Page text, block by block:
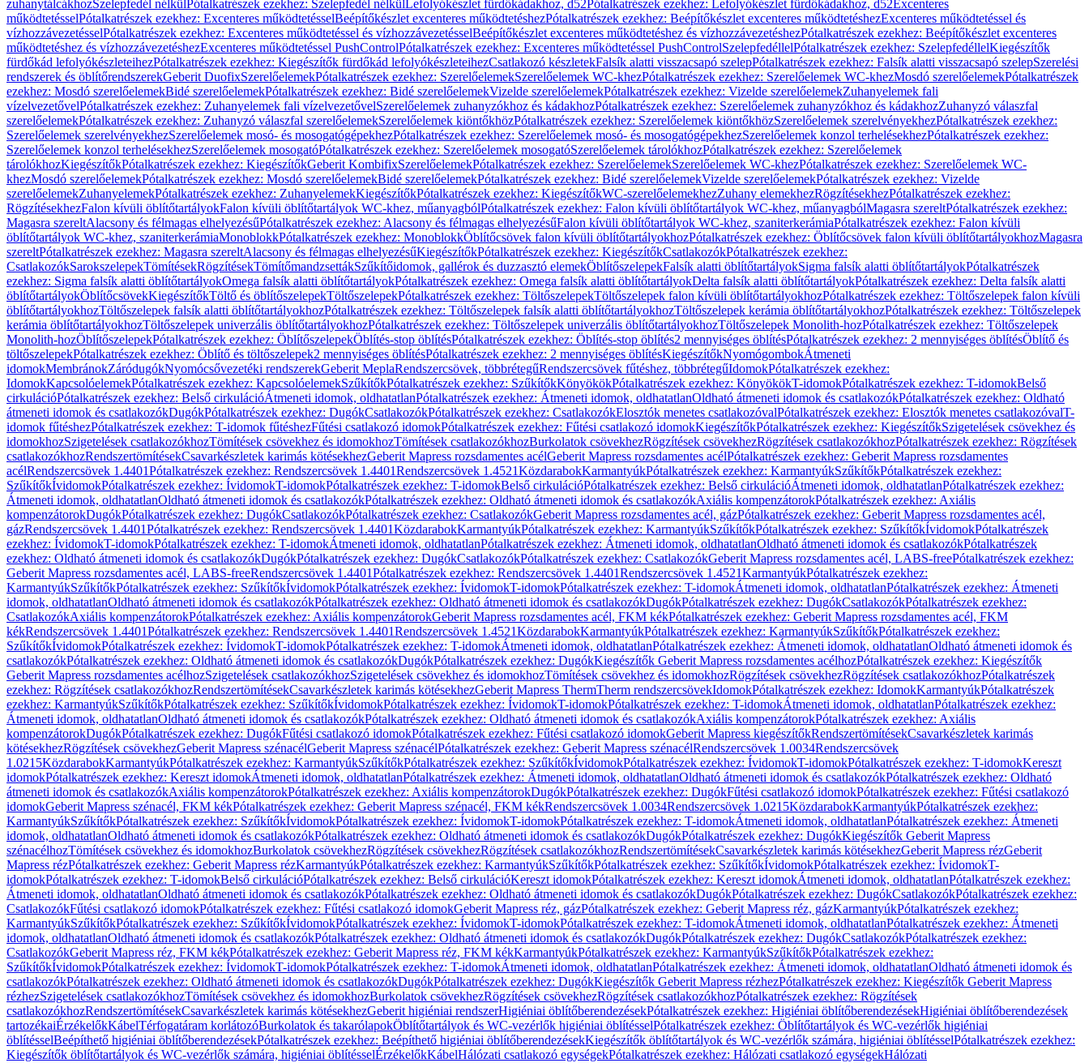
zuhanytálcákhozSzelepfedél nélkülPótalkatrészek ezekhez: Szelepfedél nélkülLefolyókészlet fürdőkádakhoz, d52Pótalkatrészek ezekhez: Lefolyókészlet fürdőkádakhoz, d52Excenteres
működtetésselPótalkatrészek ezekhez: Excenteres működtetésselBeépítőkészlet excenteres működtetéshezPótalkatrészek ezekhez: Beépítőkészlet excenteres működtetéshezExcenteres működtetéssel és
vízhozzávezetésselPótalkatrészek ezekhez: Excenteres működtetéssel és vízhozzávezetésselBeépítőkészlet excenteres működtetéshez és vízhozzávezetéshezPótalkatrészek ezekhez: Beépítőkészlet excenteres
működtetéshez és vízhozzávezetéshezExcenteres működtetéssel PushControlPótalkatrészek ezekhez: Excenteres működtetéssel PushControlSzelepfedéllelPótalkatrészek ezekhez: SzelepfedéllelKiegészítők
fürdőkád lefolyókészleteihezPótalkatrészek ezekhez: Kiegészítők fürdőkád lefolyókészleteihezCsatlakozó készletekFalsík alatti visszacsapó szelepPótalkatrészek ezekhez: Falsík alatti visszacsapó szelepSzerelési
rendszerek és öblítőrendszerekGeberit DuofixSzerelőelemekPótalkatrészek ezekhez: SzerelőelemekSzerelőelemek WC-khezPótalkatrészek ezekhez: Szerelőelemek WC-khezMosdó szerelőelemekPótalkatrészek
ezekhez: Mosdó szerelőelemekBidé szerelőelemekPótalkatrészek ezekhez: Bidé szerelőelemekVizelde szerelőelemekPótalkatrészek ezekhez: Vizelde szerelőelemekZuhanyelemek fali
vízelvezetővelPótalkatrészek ezekhez: Zuhanyelemek fali vízelvezetővelSzerelőelemek zuhanyzókhoz és kádakhozPótalkatrészek ezekhez: Szerelőelemek zuhanyzókhoz és kádakhozZuhanyzó válaszfal
szerelőelemekPótalkatrészek ezekhez: Zuhanyzó válaszfal szerelőelemekSzerelőelemek kiöntőkhözPótalkatrészek ezekhez: Szerelőelemek kiöntőkhözSzerelőelemek szerelvényekhezPótalkatrészek ezekhez:
Szerelőelemek szerelvényekhezSzerelőelemek mosó- és mosogatógépekhezPótalkatrészek ezekhez: Szerelőelemek mosó- és mosogatógépekhezSzerelőelemek konzol terhelésekhezPótalkatrészek ezekhez:
Szerelőelemek konzol terhelésekhezSzerelőelemek mosogatóPótalkatrészek ezekhez: Szerelőelemek mosogatóSzerelőelemek tárolókhozPótalkatrészek ezekhez: Szerelőelemek
tárolókhozKiegészítőkPótalkatrészek ezekhez: KiegészítőkGeberit KombifixSzerelőelemekPótalkatrészek ezekhez: SzerelőelemekSzerelőelemek WC-khezPótalkatrészek ezekhez: Szerelőelemek WC-
khezMosdó szerelőelemekPótalkatrészek ezekhez: Mosdó szerelőelemekBidé szerelőelemekPótalkatrészek ezekhez: Bidé szerelőelemekVizelde szerelőelemekPótalkatrészek ezekhez: Vizelde
szerelőelemekZuhanyelemekPótalkatrészek ezekhez: ZuhanyelemekKiegészítőkPótalkatrészek ezekhez: KiegészítőkWC-szerelőelemekhezZuhany elemekhezRögzítésekhezPótalkatrészek ezekhez:
RögzítésekhezFalon kívüli öblítőtartályokFalon kívüli öblítőtartályok WC-khez, műanyagbólPótalkatrészek ezekhez: Falon kívüli öblítőtartályok WC-khez, műanyagbólMagasra szereltPótalkatrészek ezekhez:
Magasra szereltAlacsony és félmagas elhelyezésűPótalkatrészek ezekhez: Alacsony és félmagas elhelyezésűFalon kívüli öblítőtartályok WC-khez, szaniterkerámiaPótalkatrészek ezekhez: Falon kívüli
öblítőtartályok WC-khez, szaniterkerámiaMonoblokkPótalkatrészek ezekhez: MonoblokkÖblítőcsövek falon kívüli öblítőtartályokhozPótalkatrészek ezekhez: Öblítőcsövek falon kívüli öblítőtartályokhozMagasra
szereltPótalkatrészek ezekhez: Magasra szereltAlacsony és félmagas elhelyezésűKiegészítőkPótalkatrészek ezekhez: KiegészítőkCsatlakozókPótalkatrészek ezekhez:
CsatlakozókSarokszelepekTömítésekRögzítésekTömítőmandzsettákSzűkítőidomok, gallérok és duzzasztó elemekÖblítőszelepekFalsík alatti öblítőtartályokSigma falsík alatti öblítőtartályokPótalkatrészek
ezekhez: Sigma falsík alatti öblítőtartályokOmega falsík alatti öblítőtartályokPótalkatrészek ezekhez: Omega falsík alatti öblítőtartályokDelta falsík alatti öblítőtartályokPótalkatrészek ezekhez: Delta falsík alatti
öblítőtartályokÖblítőcsövekKiegészítőkTöltő és öblítőszelepekTöltőszelepekPótalkatrészek ezekhez: TöltőszelepekTöltőszelepek falon kívüli öblítőtartályokhozPótalkatrészek ezekhez: Töltőszelepek falon kívüli
öblítőtartályokhozTöltőszelepek falsík alatti öblítőtartályokhozPótalkatrészek ezekhez: Töltőszelepek falsík alatti öblítőtartályokhozTöltőszelepek kerámia öblítőtartályokhozPótalkatrészek ezekhez: Töltőszelepek
kerámia öblítőtartályokhozTöltőszelepek univerzális öblítőtartályokhozPótalkatrészek ezekhez: Töltőszelepek univerzális öblítőtartályokhozTöltőszelepek Monolith-hozPótalkatrészek ezekhez: Töltőszelepek
Monolith-hozÖblítőszelepekPótalkatrészek ezekhez: ÖblítőszelepekÖblítés-stop öblítésPótalkatrészek ezekhez: Öblítés-stop öblítés2 mennyiséges öblítésPótalkatrészek ezekhez: 2 mennyiséges öblítésÖblítő és
töltőszelepekPótalkatrészek ezekhez: Öblítő és töltőszelepek2 mennyiséges öblítésPótalkatrészek ezekhez: 2 mennyiséges öblítésKiegészítőkNyomógombokÁtmeneti
idomokMembránokZáródugókNyomócsővezetéki rendszerekGeberit MeplaRendszercsövek, többrétegűRendszercsövek fűtéshez, többrétegűIdomokPótalkatrészek ezekhez:
IdomokKapcsolóelemekPótalkatrészek ezekhez: KapcsolóelemekSzűkítőkPótalkatrészek ezekhez: SzűkítőkKönyökökPótalkatrészek ezekhez: KönyökökT-idomokPótalkatrészek ezekhez: T-idomokBelső
cirkulációPótalkatrészek ezekhez: Belső cirkulációÁtmeneti idomok, oldhatatlanPótalkatrészek ezekhez: Átmeneti idomok, oldhatatlanOldható átmeneti idomok és csatlakozókPótalkatrészek ezekhez: Oldható
átmeneti idomok és csatlakozókDugókPótalkatrészek ezekhez: DugókCsatlakozókPótalkatrészek ezekhez: CsatlakozókElosztók menetes csatlakozóvalPótalkatrészek ezekhez: Elosztók menetes csatlakozóvalT-
idomok fűtéshezPótalkatrészek ezekhez: T-idomok fűtéshezFűtési csatlakozó idomokPótalkatrészek ezekhez: Fűtési csatlakozó idomokKiegészítőkPótalkatrészek ezekhez: KiegészítőkSzigetelések csövekhez és
idomokhozSzigetelések csatlakozókhozTömítések csövekhez és idomokhozTömítések csatlakozókhozBurkolatok csövekhezRögzítések csövekhezRögzítések csatlakozókhozPótalkatrészek ezekhez: Rögzítések
csatlakozókhozRendszertömítésekCsavarkészletek karimás kötésekhezGeberit Mapress rozsdamentes acélGeberit Mapress rozsdamentes acélPótalkatrészek ezekhez: Geberit Mapress rozsdamentes
acélRendszercsövek 1.4401Pótalkatrészek ezekhez: Rendszercsövek 1.4401Rendszercsövek 1.4521KözdarabokKarmantyúkPótalkatrészek ezekhez: KarmantyúkSzűkítőkPótalkatrészek ezekhez:
SzűkítőkÍvidomokPótalkatrészek ezekhez: ÍvidomokT-idomokPótalkatrészek ezekhez: T-idomokBelső cirkulációPótalkatrészek ezekhez: Belső cirkulációÁtmeneti idomok, oldhatatlanPótalkatrészek ezekhez:
Átmeneti idomok, oldhatatlanOldható átmeneti idomok és csatlakozókPótalkatrészek ezekhez: Oldható átmeneti idomok és csatlakozókAxiális kompenzátorokPótalkatrészek ezekhez: Axiális
kompenzátorokDugókPótalkatrészek ezekhez: DugókCsatlakozókPótalkatrészek ezekhez: CsatlakozókGeberit Mapress rozsdamentes acél, gázPótalkatrészek ezekhez: Geberit Mapress rozsdamentes acél,
gázRendszercsövek 1.4401Pótalkatrészek ezekhez: Rendszercsövek 1.4401KözdarabokKarmantyúkPótalkatrészek ezekhez: KarmantyúkSzűkítőkPótalkatrészek ezekhez: SzűkítőkÍvidomokPótalkatrészek
ezekhez: ÍvidomokT-idomokPótalkatrészek ezekhez: T-idomokÁtmeneti idomok, oldhatatlanPótalkatrészek ezekhez: Átmeneti idomok, oldhatatlanOldható átmeneti idomok és csatlakozókPótalkatrészek
ezekhez: Oldható átmeneti idomok és csatlakozókDugókPótalkatrészek ezekhez: DugókCsatlakozókPótalkatrészek ezekhez: CsatlakozókGeberit Mapress rozsdamentes acél, LABS-freePótalkatrészek ezekhez:
Geberit Mapress rozsdamentes acél, LABS-freeRendszercsövek 1.4401Pótalkatrészek ezekhez: Rendszercsövek 1.4401Rendszercsövek 1.4521KarmantyúkPótalkatrészek ezekhez:
KarmantyúkSzűkítőkPótalkatrészek ezekhez: SzűkítőkÍvidomokPótalkatrészek ezekhez: ÍvidomokT-idomokPótalkatrészek ezekhez: T-idomokÁtmeneti idomok, oldhatatlanPótalkatrészek ezekhez: Átmeneti
idomok, oldhatatlanOldható átmeneti idomok és csatlakozókPótalkatrészek ezekhez: Oldható átmeneti idomok és csatlakozókDugókPótalkatrészek ezekhez: DugókCsatlakozókPótalkatrészek ezekhez:
CsatlakozókAxiális kompenzátorokPótalkatrészek ezekhez: Axiális kompenzátorokGeberit Mapress rozsdamentes acél, FKM kékPótalkatrészek ezekhez: Geberit Mapress rozsdamentes acél, FKM
kékRendszercsövek 1.4401Pótalkatrészek ezekhez: Rendszercsövek 1.4401Rendszercsövek 1.4521KözdarabokKarmantyúkPótalkatrészek ezekhez: KarmantyúkSzűkítőkPótalkatrészek ezekhez:
SzűkítőkÍvidomokPótalkatrészek ezekhez: ÍvidomokT-idomokPótalkatrészek ezekhez: T-idomokÁtmeneti idomok, oldhatatlanPótalkatrészek ezekhez: Átmeneti idomok, oldhatatlanOldható átmeneti idomok és
csatlakozókPótalkatrészek ezekhez: Oldható átmeneti idomok és csatlakozókDugókPótalkatrészek ezekhez: DugókKiegészítők Geberit Mapress rozsdamentes acélhozPótalkatrészek ezekhez: Kiegészítők
Geberit Mapress rozsdamentes acélhozSzigetelések csatlakozókhozSzigetelések csövekhez és idomokhozTömítések csövekhez és idomokhozRögzítések csövekhezRögzítések csatlakozókhozPótalkatrészek
ezekhez: Rögzítések csatlakozókhozRendszertömítésekCsavarkészletek karimás kötésekhezGeberit Mapress ThermTherm rendszercsövekIdomokPótalkatrészek ezekhez: IdomokKarmantyúkPótalkatrészek
ezekhez: KarmantyúkSzűkítőkPótalkatrészek ezekhez: SzűkítőkÍvidomokPótalkatrészek ezekhez: ÍvidomokT-idomokPótalkatrészek ezekhez: T-idomokÁtmeneti idomok, oldhatatlanPótalkatrészek ezekhez:
Átmeneti idomok, oldhatatlanOldható átmeneti idomok és csatlakozókPótalkatrészek ezekhez: Oldható átmeneti idomok és csatlakozókAxiális kompenzátorokPótalkatrészek ezekhez: Axiális
kompenzátorokDugókPótalkatrészek ezekhez: DugókFűtési csatlakozó idomokPótalkatrészek ezekhez: Fűtési csatlakozó idomokGeberit Mapress kiegészítőkRendszertömítésekCsavarkészletek karimás
kötésekhezRögzítések csövekhezGeberit Mapress szénacélGeberit Mapress szénacélPótalkatrészek ezekhez: Geberit Mapress szénacélRendszercsövek 1.0034Rendszercsövek
1.0215KözdarabokKarmantyúkPótalkatrészek ezekhez: KarmantyúkSzűkítőkPótalkatrészek ezekhez: SzűkítőkÍvidomokPótalkatrészek ezekhez: ÍvidomokT-idomokPótalkatrészek ezekhez: T-idomokKereszt
idomokPótalkatrészek ezekhez: Kereszt idomokÁtmeneti idomok, oldhatatlanPótalkatrészek ezekhez: Átmeneti idomok, oldhatatlanOldható átmeneti idomok és csatlakozókPótalkatrészek ezekhez: Oldható
átmeneti idomok és csatlakozókAxiális kompenzátorokPótalkatrészek ezekhez: Axiális kompenzátorokDugókPótalkatrészek ezekhez: DugókFűtési csatlakozó idomokPótalkatrészek ezekhez: Fűtési csatlakozó
idomokGeberit Mapress szénacél, FKM kékPótalkatrészek ezekhez: Geberit Mapress szénacél, FKM kékRendszercsövek 1.0034Rendszercsövek 1.0215KözdarabokKarmantyúkPótalkatrészek ezekhez:
KarmantyúkSzűkítőkPótalkatrészek ezekhez: SzűkítőkÍvidomokPótalkatrészek ezekhez: ÍvidomokT-idomokPótalkatrészek ezekhez: T-idomokÁtmeneti idomok, oldhatatlanPótalkatrészek ezekhez: Átmeneti
idomok, oldhatatlanOldható átmeneti idomok és csatlakozókPótalkatrészek ezekhez: Oldható átmeneti idomok és csatlakozókDugókPótalkatrészek ezekhez: DugókKiegészítők Geberit Mapress
szénacélhozTömítések csövekhez és idomokhozBurkolatok csövekhezRögzítések csövekhezRögzítések csatlakozókhozRendszertömítésekCsavarkészletek karimás kötésekhezGeberit Mapress rézGeberit
Mapress rézPótalkatrészek ezekhez: Geberit Mapress rézKarmantyúkPótalkatrészek ezekhez: KarmantyúkSzűkítőkPótalkatrészek ezekhez: SzűkítőkÍvidomokPótalkatrészek ezekhez: ÍvidomokT-
idomokPótalkatrészek ezekhez: T-idomokBelső cirkulációPótalkatrészek ezekhez: Belső cirkulációKereszt idomokPótalkatrészek ezekhez: Kereszt idomokÁtmeneti idomok, oldhatatlanPótalkatrészek ezekhez:
Átmeneti idomok, oldhatatlanOldható átmeneti idomok és csatlakozókPótalkatrészek ezekhez: Oldható átmeneti idomok és csatlakozókDugókPótalkatrészek ezekhez: DugókCsatlakozókPótalkatrészek ezekhez:
CsatlakozókFűtési csatlakozó idomokPótalkatrészek ezekhez: Fűtési csatlakozó idomokGeberit Mapress réz, gázPótalkatrészek ezekhez: Geberit Mapress réz, gázKarmantyúkPótalkatrészek ezekhez:
KarmantyúkSzűkítőkPótalkatrészek ezekhez: SzűkítőkÍvidomokPótalkatrészek ezekhez: ÍvidomokT-idomokPótalkatrészek ezekhez: T-idomokÁtmeneti idomok, oldhatatlanPótalkatrészek ezekhez: Átmeneti
idomok, oldhatatlanOldható átmeneti idomok és csatlakozókPótalkatrészek ezekhez: Oldható átmeneti idomok és csatlakozókDugókPótalkatrészek ezekhez: DugókCsatlakozókPótalkatrészek ezekhez:
CsatlakozókGeberit Mapress réz, FKM kékPótalkatrészek ezekhez: Geberit Mapress réz, FKM kékKarmantyúkPótalkatrészek ezekhez: KarmantyúkSzűkítőkPótalkatrészek ezekhez:
SzűkítőkÍvidomokPótalkatrészek ezekhez: ÍvidomokT-idomokPótalkatrészek ezekhez: T-idomokÁtmeneti idomok, oldhatatlanPótalkatrészek ezekhez: Átmeneti idomok, oldhatatlanOldható átmeneti idomok és
csatlakozókPótalkatrészek ezekhez: Oldható átmeneti idomok és csatlakozókDugókPótalkatrészek ezekhez: DugókKiegészítők Geberit Mapress rézhezPótalkatrészek ezekhez: Kiegészítők Geberit Mapress
rézhezSzigetelések csatlakozókhozTömítések csövekhez és idomokhozBurkolatok csövekhezRögzítések csövekhezRögzítések csatlakozókhozPótalkatrészek ezekhez: Rögzítések
csatlakozókhozRendszertömítésekCsavarkészletek karimás kötésekhezGeberit higiéniai rendszerHigiéniai öblítőberendezésekPótalkatrészek ezekhez: Higiéniai öblítőberendezésekHigiéniai öblítőberendezések
tartozékaiÉrzékelőkKábelTérfogatáram korlátozóBurkolatok és takarólapokÖblítőtartályok és WC-vezérlők higiéniai öblítésselPótalkatrészek ezekhez: Öblítőtartályok és WC-vezérlők higiéniai
öblítésselBeépíthető higiéniai öblítőberendezésekPótalkatrészek ezekhez: Beépíthető higiéniai öblítőberendezésekKiegészítők öblítőtartályok és WC-vezérlők számára, higiéniai öblítésselPótalkatrészek ezekhez:
Kiegészítők öblítőtartályok és WC-vezérlők számára, higiéniai öblítésselÉrzékelőkKábelHálózati csatlakozó egységekPótalkatrészek ezekhez: Hálózati csatlakozó egységekHálózati